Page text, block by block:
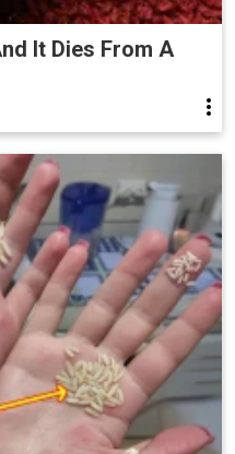
It Dies From A